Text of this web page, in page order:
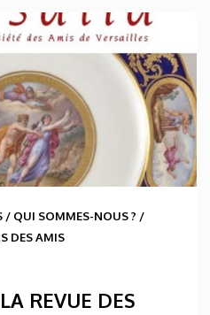
/ QUI SOMMES-NOUS ? /
DES AMIS
REVUE DES